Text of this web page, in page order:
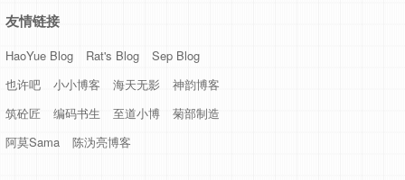
友情链接
HaoYue Blog Rat's Blog
Sep Blog
也许吧
小小博客 海天无影
神韵博客
筑砼匠
编码书生 至道小博
菊部制造
阿莫Sama
陈沩亮博客